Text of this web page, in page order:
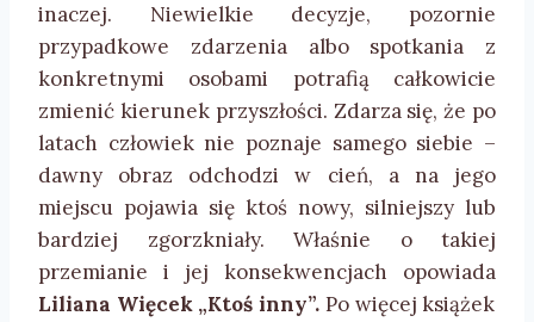
inaczej. Niewielkie decyzje, pozornie
przypadkowe zdarzenia albo spotkania z
konkretnymi osobami potrafią całkowicie
zmienić kierunek przyszłości. Zdarza się, że po
latach człowiek nie poznaje samego siebie –
dawny obraz odchodzi w cień, a na jego
miejscu pojawia się ktoś nowy, silniejszy lub
bardziej zgorzkniały. Właśnie o takiej
przemianie i jej konsekwencjach opowiada
Liliana Więcek „Ktoś inny”. Po więcej książek